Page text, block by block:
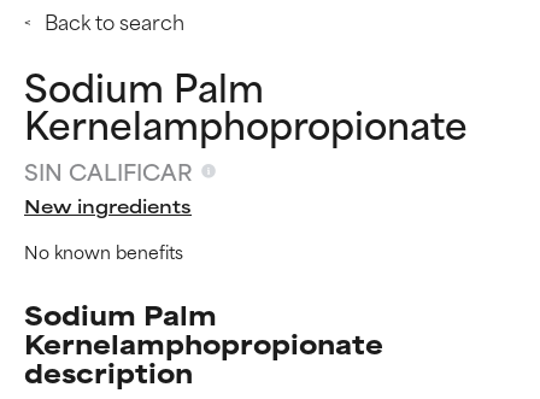
Back to search
Sodium Palm
Kernelamphopropionate
SIN CALIFICAR
New ingredients
No known benefits
Sodium Palm
Kernelamphopropionate
description